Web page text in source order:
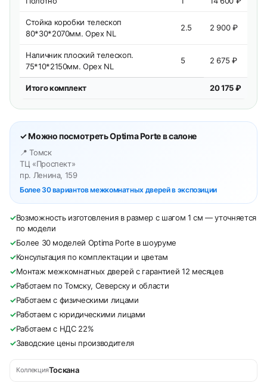
Стойка коробки телескоп
80*30*2070мм. Орех NL
2.5 2 900 ₽
Наличник плоский телескоп.
75*10*2150мм. Орех NL
5 2 675 ₽
Итого комплект 20 175 ₽
✓ Можно посмотреть Optima Porte в салоне
📍 Томск
ТЦ «Проспект»
пр. Ленина, 159
Более 30 вариантов межкомнатных дверей в экспозиции
✓Возможность изготовления в размер с шагом 1 см — уточняется
по модели
✓Более 30 моделей Optima Porte в шоуруме
✓Консультация по комплектации и цветам
✓Монтаж межкомнатных дверей с гарантией 12 месяцев
✓Работаем по Томску, Северску и области
✓Работаем с физическими лицами
✓Работаем с юридическими лицами
✓Работаем с НДС 22%
✓Заводские цены производителя
КоллекцияТоскана